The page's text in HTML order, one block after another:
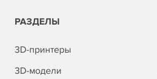
РАЗДЕЛЫ
3D-принтеры
3D-модели